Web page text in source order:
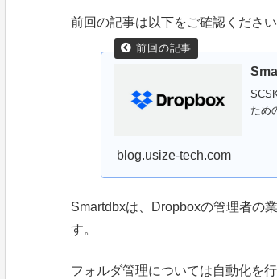
前回の記事は以下をご確認ください
ため
blog.usize-tech.com
Smartdbxは、Dropboxの管理者の
す。
フォルダ管理については自動化を